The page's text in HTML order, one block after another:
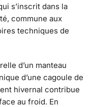
s’inscrit dans la
commune aux
techniques de
d’un manteau
d’une cagoule de
hivernal contribue
au froid. En